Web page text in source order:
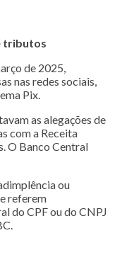
tributos
de 2025,
nas redes sociais,
Pix.
as alegações de
com a Receita
O Banco Central
ou
referem
do CPF ou do CNPJ